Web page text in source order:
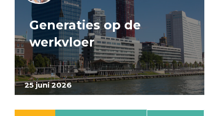
25 juni 2026
Generaties op de
werkvloer